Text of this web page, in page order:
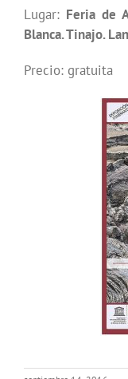
Lugar: Feria de
Blanca. Tinajo.
Precio: gratuita